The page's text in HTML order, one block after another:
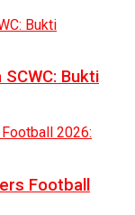
Bukti
Football